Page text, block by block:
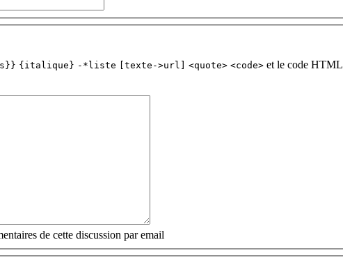
{italique} -*liste [texte->url] <quote> <code> et le code HTML
de cette discussion par email